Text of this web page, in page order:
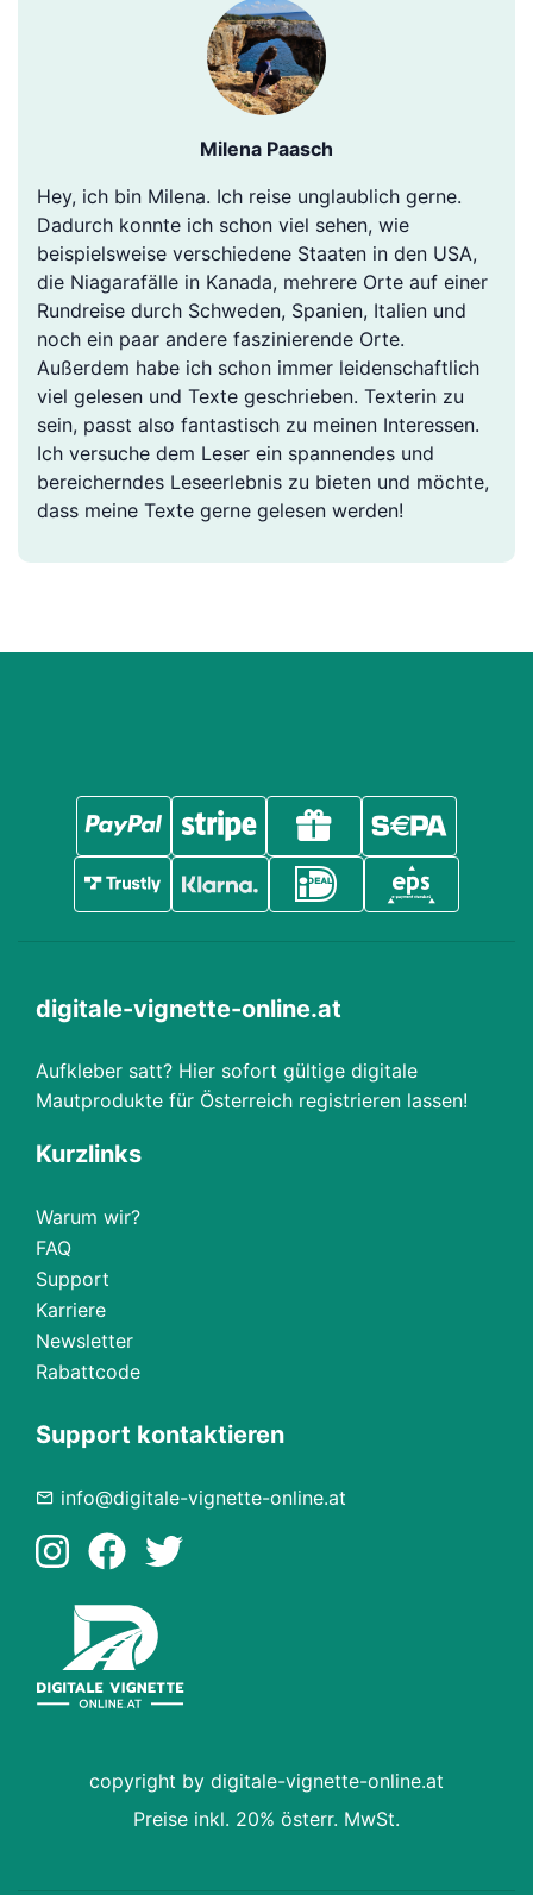
Milena Paasch
Hey, ich bin Milena. Ich reise unglaublich gerne.
Dadurch konnte ich schon viel sehen, wie
beispielsweise verschiedene Staaten in den USA,
die Niagarafälle in Kanada, mehrere Orte auf einer
Rundreise durch Schweden, Spanien, Italien und
noch ein paar andere faszinierende Orte.
Außerdem habe ich schon immer leidenschaftlich
viel gelesen und Texte geschrieben. Texterin zu
sein, passt also fantastisch zu meinen Interessen.
Ich versuche dem Leser ein spannendes und
bereicherndes Leseerlebnis zu bieten und möchte,
dass meine Texte gerne gelesen werden!
digitale-vignette-online.at
Aufkleber satt? Hier sofort gültige digitale
Mautprodukte für Österreich registrieren lassen!
Kurzlinks
Warum wir?
FAQ
Support
Karriere
Newsletter
Rabattcode
Support kontaktieren
info@digitale-vignette-online.at
copyright by digitale-vignette-online.at
Preise inkl. 20% österr. MwSt.